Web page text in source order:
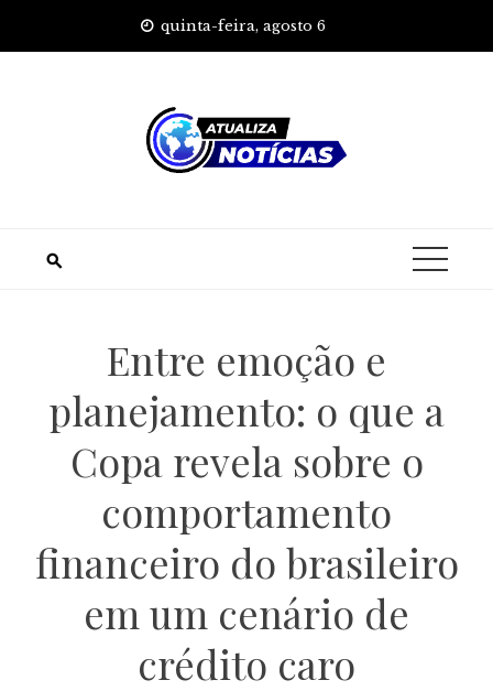
quinta-feira, agosto 6
Entre emoção e
planejamento: o que a
Copa revela sobre o
comportamento
financeiro do brasileiro
em um cenário de
crédito caro